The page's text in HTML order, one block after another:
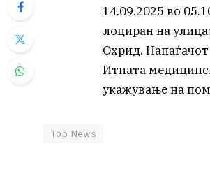
14.09.2025 во
лоциран на
Охрид.
Итната
укажување на
Top News